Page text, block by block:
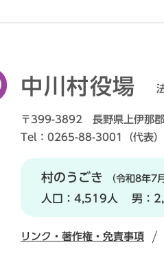
中川村役場
〒399-3892 長野県上伊那
Tel：0265-88-3001（代表
村のうごき （令和8年7
人口： 4,519人 男：
リンク・著作権・免責事項